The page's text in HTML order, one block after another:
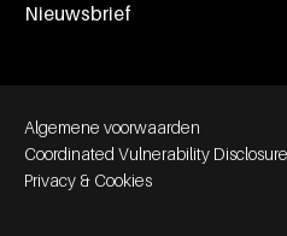
Nieuwsbrief
Footer bottom
Algemene voorwaarden
Coordinated Vulnerability Disclosure
Privacy & Cookies